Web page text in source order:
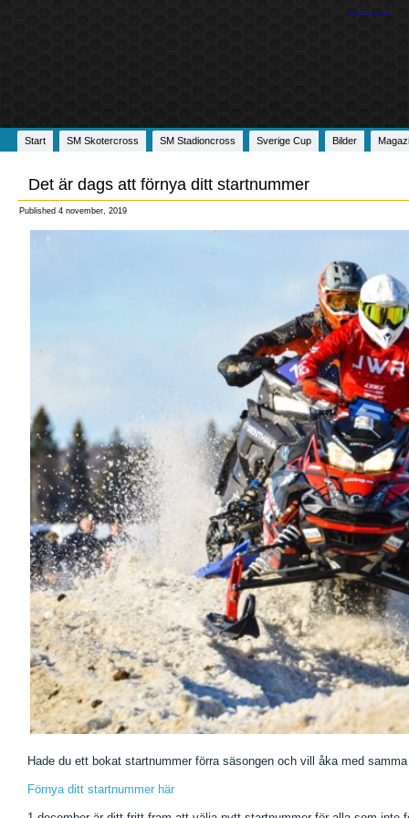
Start SM Skotercross SM Stadioncross Sverige Cup Bilder
Det är dags att förnya ditt startnummer
Published 4 november, 2019
Hade du ett bokat startnummer förra säsongen och vill åka med
Förnya ditt startnummer här